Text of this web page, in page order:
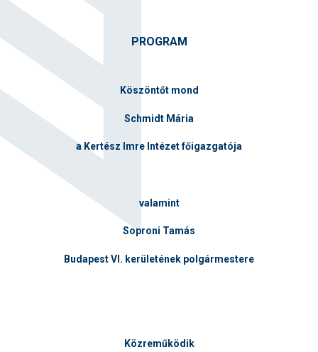
PROGRAM
Köszöntőt mond
Schmidt Mária
a Kertész Imre Intézet főigazgatója
valamint
Soproni Tamás
Budapest VI. kerületének polgármestere
Közreműködik